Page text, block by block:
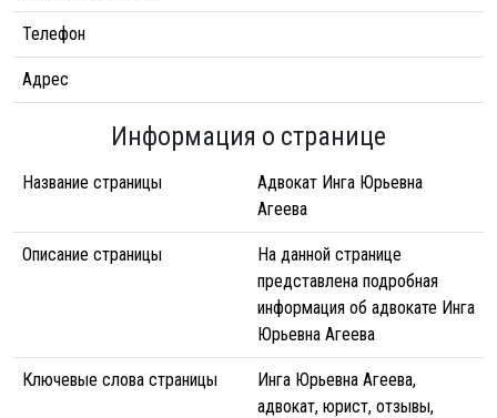
Телефон
Адрес
Информация о странице
Название страницы
Адвокат Инга Юрьевна
Агеева
Описание страницы
На данной странице
представлена подробная
информация об адвокате Инга
Юрьевна Агеева
Ключевые слова страницы
Инга Юрьевна Агеева,
адвокат, юрист, отзывы,